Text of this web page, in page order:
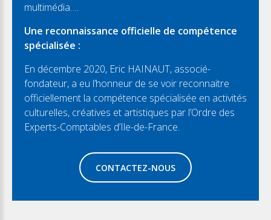
multimédia….
Une reconnaissance officielle de compétence
spécialisée :
En décembre 2020, Eric HAINAUT, associé-
fondateur, a eu l’honneur de se voir reconnaitre
officiellement la compétence spécialisée en activités
culturelles, créatives et artistiques par l’Ordre des
Experts-Comptables d’Ile-de-France.
CONTACTEZ-NOUS